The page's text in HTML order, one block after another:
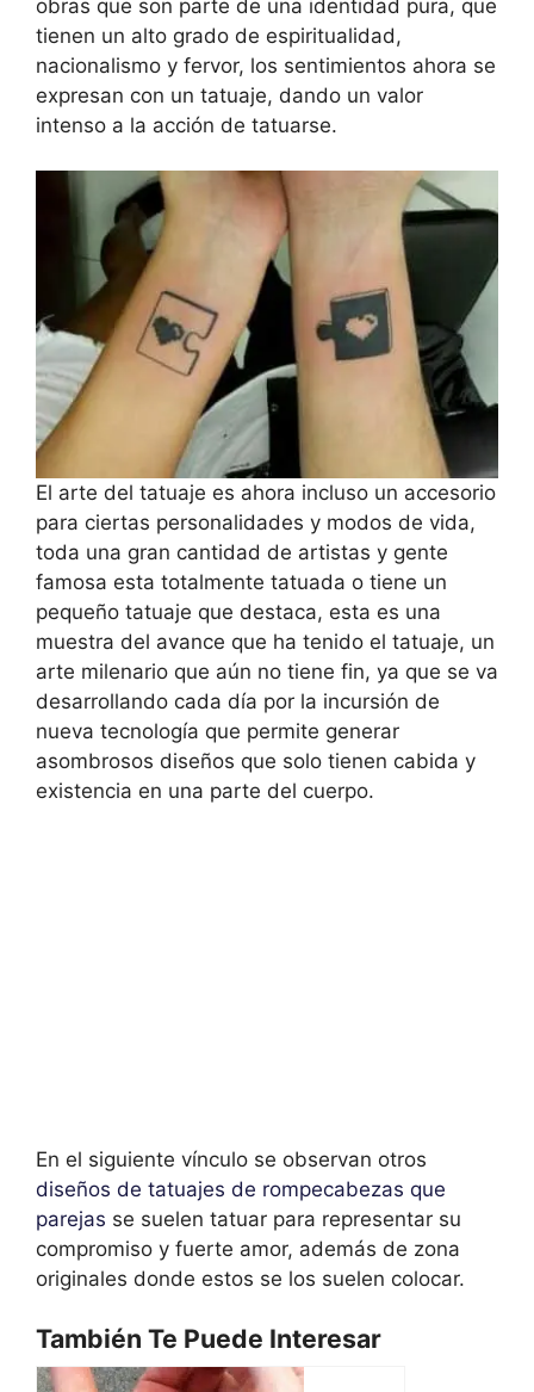
obras que son parte de una identidad pura, que
tienen un alto grado de espiritualidad,
nacionalismo y fervor, los sentimientos ahora se
expresan con un tatuaje, dando un valor
intenso a la acción de tatuarse.
El arte del tatuaje es ahora incluso un accesorio
para ciertas personalidades y modos de vida,
toda una gran cantidad de artistas y gente
famosa esta totalmente tatuada o tiene un
pequeño tatuaje que destaca, esta es una
muestra del avance que ha tenido el tatuaje, un
arte milenario que aún no tiene fin, ya que se va
desarrollando cada día por la incursión de
nueva tecnología que permite generar
asombrosos diseños que solo tienen cabida y
existencia en una parte del cuerpo.
En el siguiente vínculo se observan otros
diseños de tatuajes de rompecabezas que
parejas se suelen tatuar para representar su
compromiso y fuerte amor, además de zona
originales donde estos se los suelen colocar.
También Te Puede Interesar